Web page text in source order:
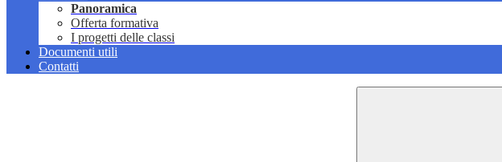
Panoramica
Offerta formativa
I progetti delle classi
Documenti utili
Contatti